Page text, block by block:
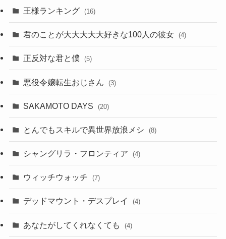
王様ランキング (16)
君のことが大大大大大好きな100人の彼女 (4)
正反対な君と僕 (5)
悪役令嬢転生おじさん (3)
SAKAMOTO DAYS (20)
とんでもスキルで異世界放浪メシ (8)
シャングリラ・フロンティア (4)
ウィッチウォッチ (7)
デッドマウント・デスプレイ (4)
あなたがしてくれなくても (4)